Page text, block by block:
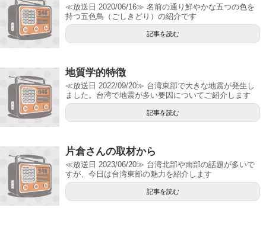
≪放送日 2020/06/16≫ 名前の通り鮮やかな五つの色を
持つ五色鳥（ごしきどり）の紹介です
記事を読む
地質学的特徴
≪放送日 2022/09/20≫ 台湾東部で大きな地震が発生し
ました。台湾で地震が多い要因についてご紹介します
記事を読む
片倉さんの取材から
≪放送日 2023/06/20≫ 台湾北部や南部の話題が多いで
すが、今日は台湾東部の魅力を紹介します
記事を読む